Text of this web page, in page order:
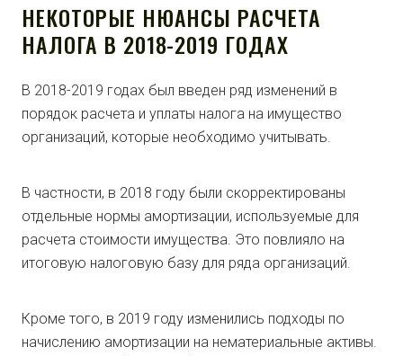
НЕКОТОРЫЕ НЮАНСЫ РАСЧЕТА
НАЛОГА В 2018-2019 ГОДАХ
В 2018-2019 годах был введен ряд изменений в
порядок расчета и уплаты налога на имущество
организаций, которые необходимо учитывать.
В частности, в 2018 году были скорректированы
отдельные нормы амортизации, используемые для
расчета стоимости имущества. Это повлияло на
итоговую налоговую базу для ряда организаций.
Кроме того, в 2019 году изменились подходы по
начислению амортизации на нематериальные активы.